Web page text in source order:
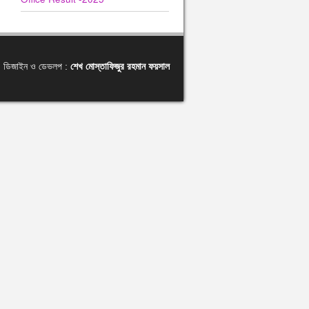
ডিজাইন ও ডেভলপ : শেখ মোস্তাফিজুর রহমান ফয়সাল